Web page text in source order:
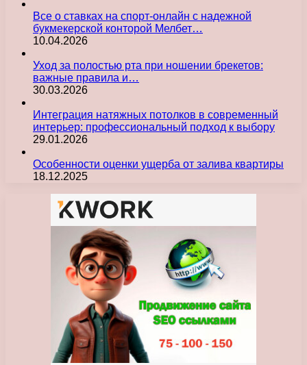
Все о ставках на спорт-онлайн с надежной
букмекерской конторой Мелбет…
10.04.2026
Уход за полостью рта при ношении брекетов:
важные правила и…
30.03.2026
Интеграция натяжных потолков в современный
интерьер: профессиональный подход к выбору
29.01.2026
Особенности оценки ущерба от залива квартиры
18.12.2025